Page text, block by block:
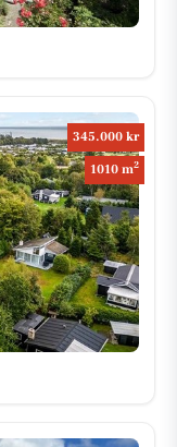
345.000 kr
1010 m2